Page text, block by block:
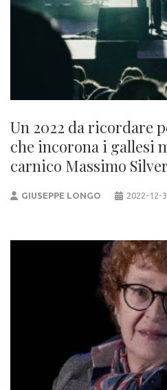
Un 2022 da ricordare
che incorona i gallesi
carnico Massimo
GIUSEPPE LONGO 2022-12-